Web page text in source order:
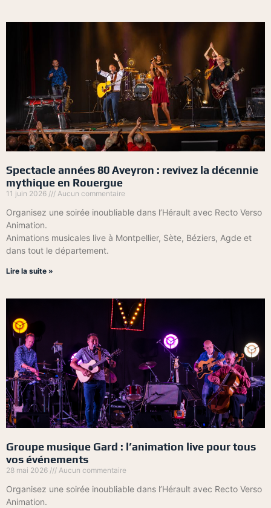
Spectacle années 80 Aveyron : revivez la décennie
mythique en Rouergue
11 juin 2026 Aucun commentaire
Organisez une soirée inoubliable dans l’Hérault avec Recto Verso
Animation.
Animations musicales live à Montpellier, Sète, Béziers, Agde et
dans tout le département.
Lire la suite »
Groupe musique Gard : l’animation live pour tous
vos événements
28 mai 2026 Aucun commentaire
Organisez une soirée inoubliable dans l’Hérault avec Recto Verso
Animation.